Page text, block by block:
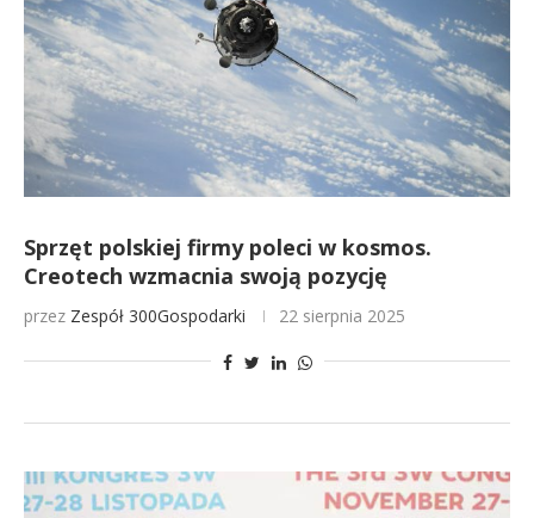
Sprzęt polskiej firmy poleci w kosmos.
Creotech wzmacnia swoją pozycję
przez Zespół 300Gospodarki 22 sierpnia 2025